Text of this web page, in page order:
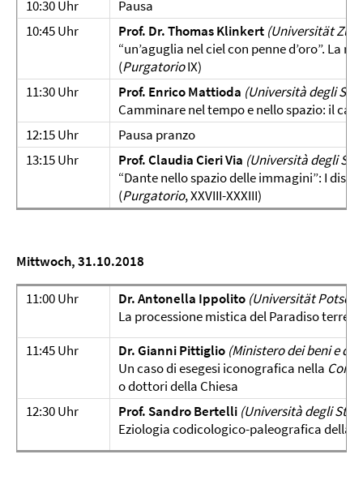
10:30 Uhr
Pausa
10:45 Uhr
Prof. Dr. Thomas Klinkert (Universität
“un’aguglia nel ciel con penne d’oro”. La
(PurgatorioIX)
11:30 Uhr
Prof. Enrico Mattioda (Università degli
Camminare nel tempo e nello spazio: il
12:15 Uhr
Pausa pranzo
13:15 Uhr
Prof. Claudia Cieri Via (Università degli
“Dante nello spazio delle immagini”: I
(Purgatorio, XXVIII-XXXIII)
Mittwoch, 31.10.2018
11:00 Uhr Dr. Antonella Ippolito (Universität
La processione mistica del Paradiso
11:45 Uhr
Dr. Gianni Pittiglio (Ministero dei beni e
Un caso di esegesi iconografica nella
o dottori della Chiesa
12:30 Uhr
Prof. Sandro Bertelli (Università degli
Eziologia codicologico-paleografica della